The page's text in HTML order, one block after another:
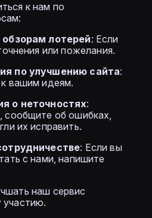
к нам по
лотерей: Если
или пожелания.
по улучшению сайта:
вашим идеям.
о неточностях:
сообщите об ошибках,
их исправить.
: Если вы
с нами, напишите
наш сервис
участию.